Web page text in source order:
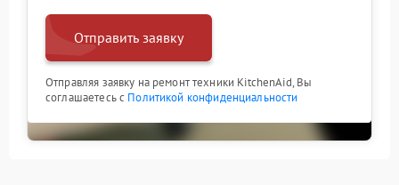
Отправить заявку
Отправляя заявку на ремонт техники KitchenAid, Вы
соглашаетесь с Политикой конфиденциальности